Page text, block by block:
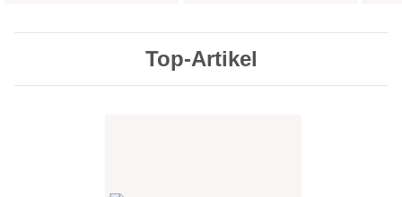
Top-Artikel